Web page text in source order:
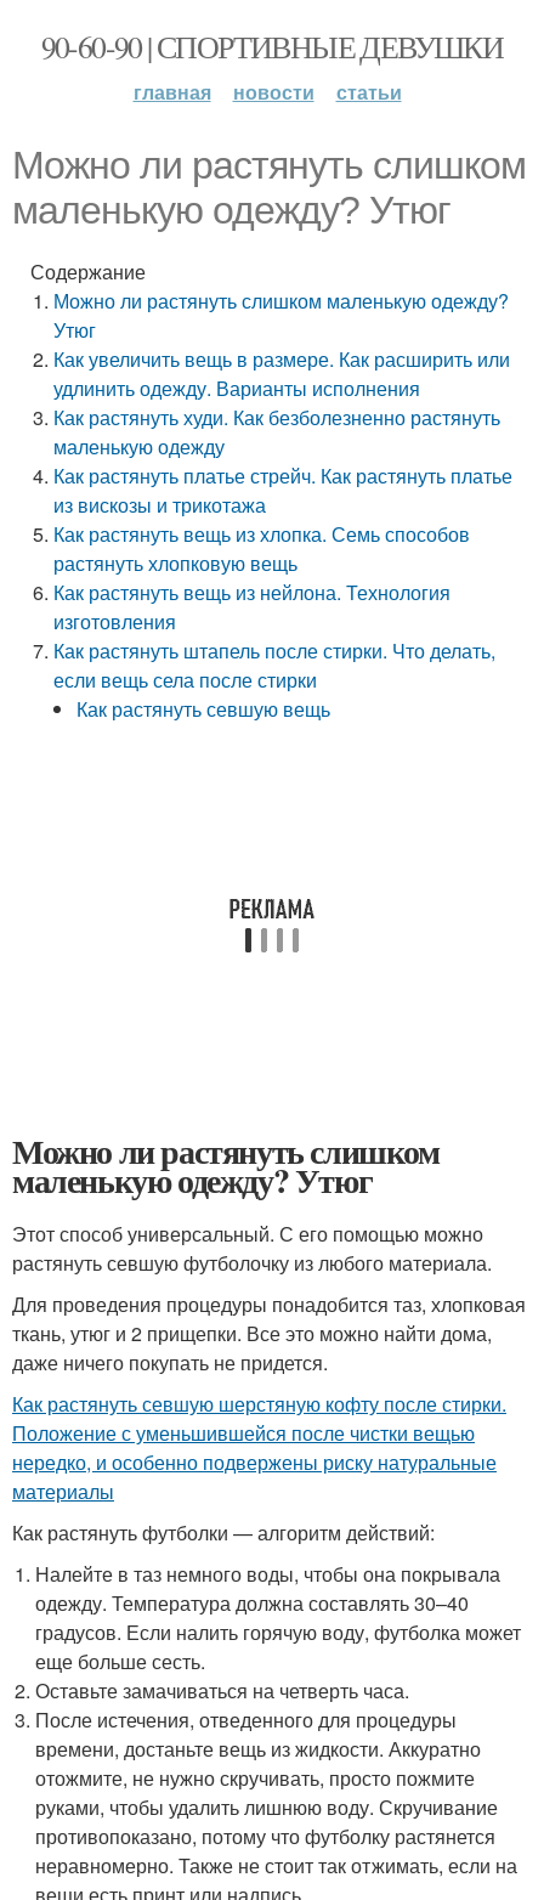
90-60-90 | СПОРТИВНЫЕ ДЕВУШКИ
главная новости статьи
Можно ли растянуть слишком
маленькую одежду? Утюг
Содержание
Можно ли растянуть слишком маленькую одежду?
Утюг
Как увеличить вещь в размере. Как расширить или
удлинить одежду. Варианты исполнения
Как растянуть худи. Как безболезненно растянуть
маленькую одежду
Как растянуть платье стрейч. Как растянуть платье
из вискозы и трикотажа
Как растянуть вещь из хлопка. Семь способов
растянуть хлопковую вещь
Как растянуть вещь из нейлона. Технология
изготовления
Как растянуть штапель после стирки. Что делать,
если вещь села после стирки
Как растянуть севшую вещь
Можно ли растянуть слишком
маленькую одежду? Утюг
Этот способ универсальный. С его помощью можно
растянуть севшую футболочку из любого материала.
Для проведения процедуры понадобится таз, хлопковая
ткань, утюг и 2 прищепки. Все это можно найти дома,
даже ничего покупать не придется.
Как растянуть севшую шерстяную кофту после стирки.
Положение с уменьшившейся после чистки вещью
нередко, и особенно подвержены риску натуральные
материалы
Как растянуть футболки — алгоритм действий:
Налейте в таз немного воды, чтобы она покрывала
одежду. Температура должна составлять 30–40
градусов. Если налить горячую воду, футболка может
еще больше сесть.
Оставьте замачиваться на четверть часа.
После истечения, отведенного для процедуры
времени, достаньте вещь из жидкости. Аккуратно
отожмите, не нужно скручивать, просто пожмите
руками, чтобы удалить лишнюю воду. Скручивание
противопоказано, потому что футболку растянется
неравномерно. Также не стоит так отжимать, если на